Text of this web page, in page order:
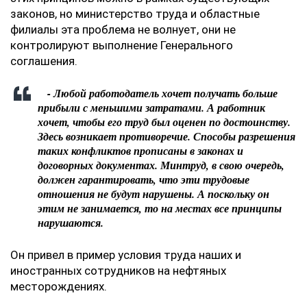
законов, но министерство труда и областные
филиалы эта проблема не волнует, они не
контролируют выполнение Генерального
соглашения.
- Любой работодатель хочет получать больше
прибыли с меньшими затратами. А работник
хочет, чтобы его труд был оценен по достоинству.
Здесь возникает противоречие. Способы разрешения
таких конфликтов прописаны в законах и
договорных документах. Минтруд, в свою очередь,
должен гарантировать, что эти трудовые
отношения не будут нарушены. А поскольку он
этим не занимается, то на местах все принципы
нарушаются.
Он привел в пример условия труда наших и
иностранных сотрудников на нефтяных
месторождениях.